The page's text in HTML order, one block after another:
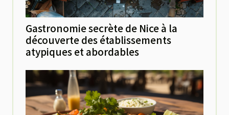
Gastronomie secrète de Nice à la
découverte des établissements
atypiques et abordables